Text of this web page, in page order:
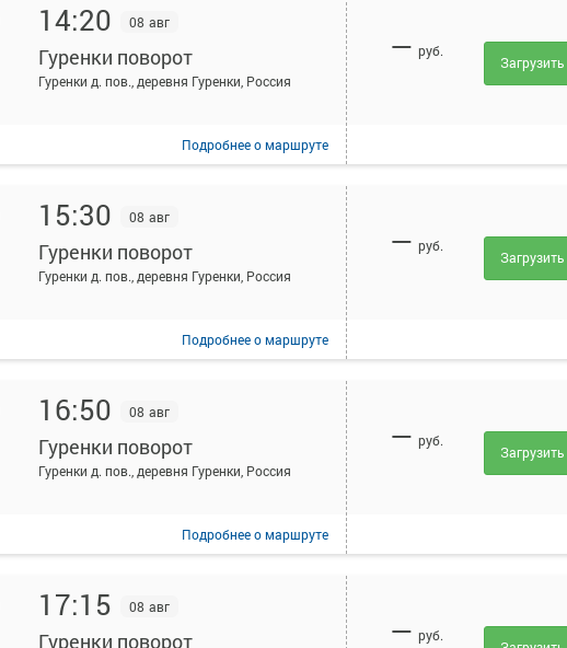
14:20 08 авг
Гуренки поворот
Гуренки д. пов., деревня Гуренки, Россия
Подробнеео маршруте
— руб.
15:30 08 авг
Гуренки поворот
Гуренки д. пов., деревня Гуренки, Россия
Подробнеео маршруте
— руб.
16:50 08 авг
Гуренки поворот
Гуренки д. пов., деревня Гуренки, Россия
Подробнеео маршруте
— руб.
17:15 08 авг
Гуренки поворот — руб.